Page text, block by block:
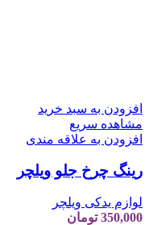
افزودن به سبد خرید
مشاهده سریع
افزودن به علاقه مندی
رینگ چرخ جلو ویلچر
لوازم یدکی ویلچر
350,000 تومان